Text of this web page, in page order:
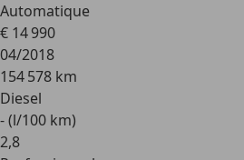
Automatique
€ 14 990
04/2018
154 578 km
Diesel
- (l/100 km)
2,8